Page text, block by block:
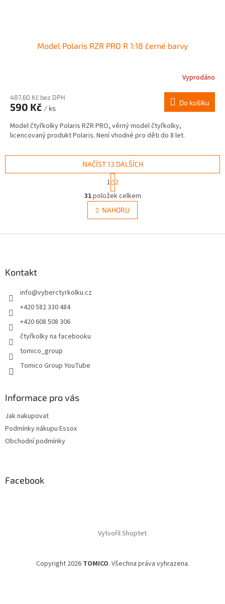
Model Polaris RZR PRO R 1:18 černé barvy
Vyprodáno
487,60 Kč bez DPH
590 Kč / ks
Do košíku
Model čtyřkolky Polaris RZR PRO, věrný model čtyřkolky,
licencovaný produkt Polaris. Není vhodné pro děti do 8 let.
O
v
l
á
NAČÍST 13 DALŠÍCH
t
r
á
n
k
v
1 2
31položek celkem
NAHORU
Kontakt
info@vyberctyrkolku.cz
+420 582 330 484
+420 608 508 306
čtyřkolky na facebooku
tomico_group
Tomico Group YouTube
Informace pro vás
Jak nakupovat
Podmínky nákupu Essox
Obchodní podmínky
Facebook
Vytvořil Shoptet
Copyright 2026 TOMICO. Všechna práva vyhrazena.